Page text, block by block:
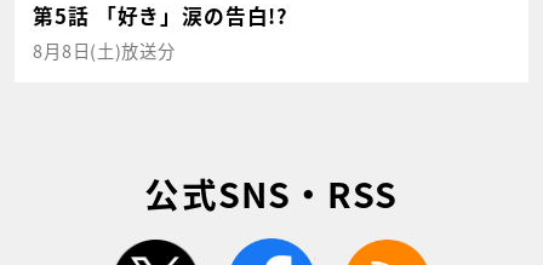
第5話 「好き」涙の告白!?
8月8日(土)放送分
公式SNS・RSS
twitter facebook